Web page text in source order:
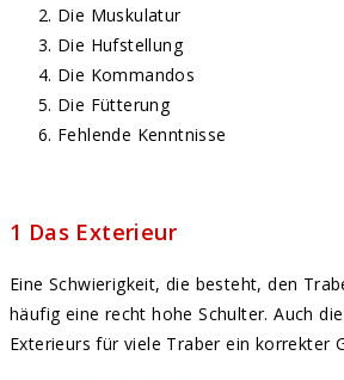
Die Muskulatur
Die Hufstellung
Die Kommandos
Die Fütterung
Fehlende Kenntnisse
1 Das Exterieur
Eine Schwierigkeit, die besteht, den
häufig eine recht hohe Schulter. Auch
Exterieurs für viele Traber ein korrekter